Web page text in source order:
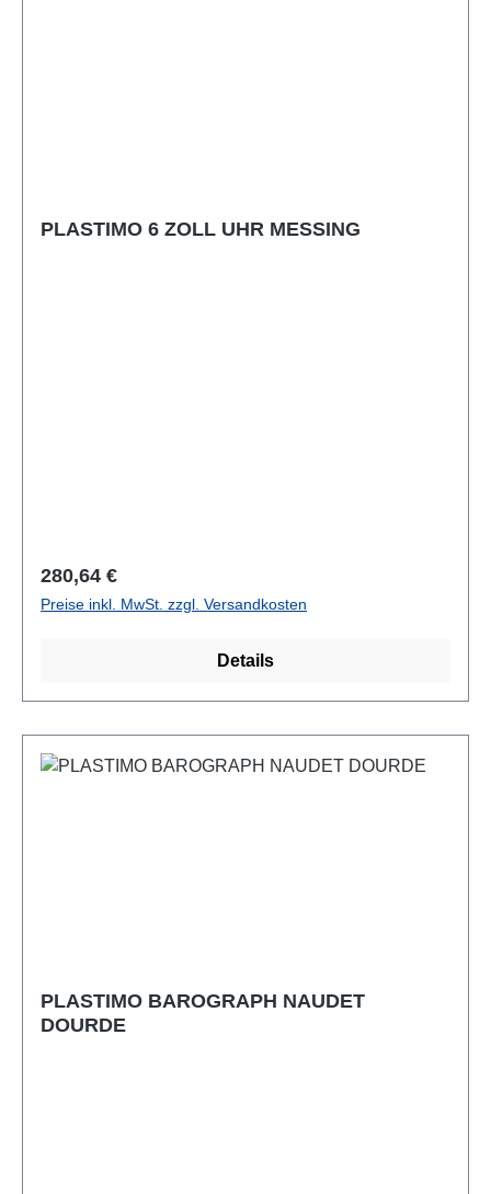
PLASTIMO 6 ZOLL UHR MESSING
Regulärer Preis:
280,64 €
Preise inkl. MwSt. zzgl. Versandkosten
Details
PLASTIMO BAROGRAPH NAUDET
DOURDE